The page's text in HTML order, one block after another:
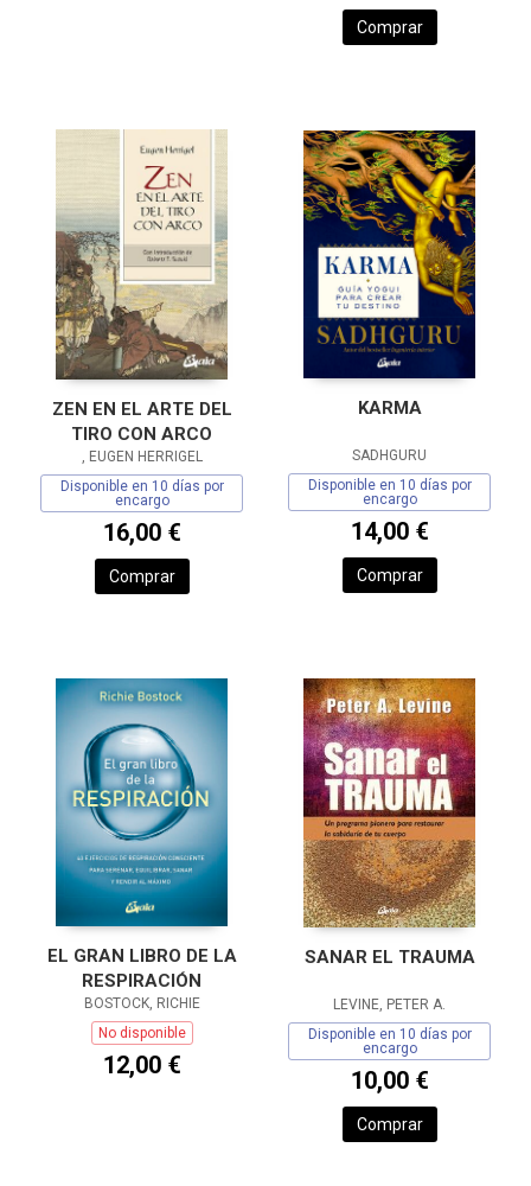
Comprar
ZEN EN EL ARTE DEL
TIRO CON ARCO
, EUGEN HERRIGEL
Disponible en 10 días por
encargo
16,00 €
Comprar
KARMA
SADHGURU
Disponible en 10 días por
encargo
14,00 €
Comprar
EL GRAN LIBRO DE LA
RESPIRACIÓN
BOSTOCK, RICHIE
No disponible
12,00 €
SANAR EL TRAUMA
LEVINE, PETER A.
Disponible en 10 días por
encargo
10,00 €
Comprar